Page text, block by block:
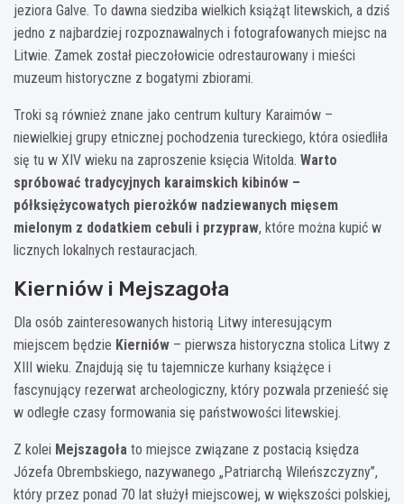
jeziora Galve. To dawna siedziba wielkich książąt litewskich, a dziś
jedno z najbardziej rozpoznawalnych i fotografowanych miejsc na
Litwie. Zamek został pieczołowicie odrestaurowany i mieści
muzeum historyczne z bogatymi zbiorami.
Troki są również znane jako centrum kultury Karaimów –
niewielkiej grupy etnicznej pochodzenia tureckiego, która osiedliła
się tu w XIV wieku na zaproszenie księcia Witolda. Warto
spróbować tradycyjnych karaimskich kibinów –
półksiężycowatych pierożków nadziewanych mięsem
mielonym z dodatkiem cebuli i przypraw, które można kupić w
licznych lokalnych restauracjach.
Kierniów i Mejszagoła
Dla osób zainteresowanych historią Litwy interesującym
miejscem będzie Kierniów – pierwsza historyczna stolica Litwy z
XIII wieku. Znajdują się tu tajemnicze kurhany książęce i
fascynujący rezerwat archeologiczny, który pozwala przenieść się
w odległe czasy formowania się państwowości litewskiej.
Z kolei Mejszagoła to miejsce związane z postacią księdza
Józefa Obrembskiego, nazywanego „Patriarchą Wileńszczyzny”,
który przez ponad 70 lat służył miejscowej, w większości polskiej,